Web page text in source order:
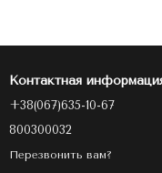
Контактная
+38(067)635-10-67
800300032
Перезвонить вам?